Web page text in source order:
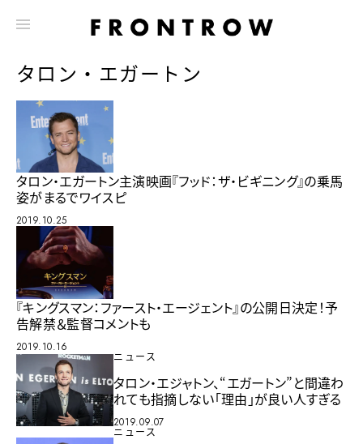
タロン・エガートン
タロン・エガートン主演映画『フッド：ザ・ビギニング』の乗馬
姿がまるでワイスピ
2019.10.25
『キングスマン：ファースト・エージェント』の公開日決定！予
告解禁＆監督コメントも
2019.10.16
ニュース
タロン・エジャトン、“エガートン”と間違わ
れても指摘しない「理由」が良い人すぎる
2019.09.07
ニュース